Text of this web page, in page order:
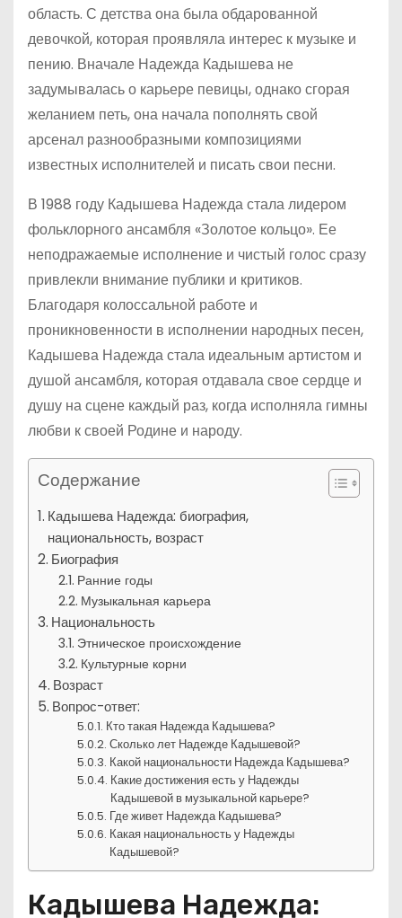
область. С детства она была обдарованной
девочкой, которая проявляла интерес к музыке и
пению. Вначале Надежда Кадышева не
задумывалась о карьере певицы, однако сгорая
желанием петь, она начала пополнять свой
арсенал разнообразными композициями
известных исполнителей и писать свои песни.
В 1988 году Кадышева Надежда стала лидером
фольклорного ансамбля «Золотое кольцо». Ее
неподражаемые исполнение и чистый голос сразу
привлекли внимание публики и критиков.
Благодаря колоссальной работе и
проникновенности в исполнении народных песен,
Кадышева Надежда стала идеальным артистом и
душой ансамбля, которая отдавала свое сердце и
душу на сцене каждый раз, когда исполняла гимны
любви к своей Родине и народу.
Содержание
Кадышева Надежда: биография,
национальность, возраст
Биография
Ранние годы
Музыкальная карьера
Национальность
Этническое происхождение
Культурные корни
Возраст
Вопрос-ответ:
Кто такая Надежда Кадышева?
Сколько лет Надежде Кадышевой?
Какой национальности Надежда Кадышева?
Какие достижения есть у Надежды
Кадышевой в музыкальной карьере?
Где живет Надежда Кадышева?
Какая национальность у Надежды
Кадышевой?
Кадышева Надежда: